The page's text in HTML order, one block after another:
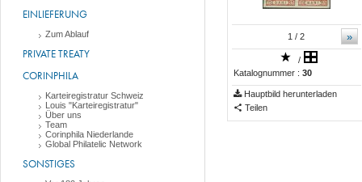
EINLIEFERUNG
Zum Ablauf
PRIVATE TREATY
CORINPHILA
Karteiregistratur Schweiz
Louis "Karteiregistratur"
Über uns
Team
Corinphila Niederlande
Global Philatelic Network
SONSTIGES
»
1 / 2
/
Katalognummer : 30
Hauptbild herunterladen
Teilen